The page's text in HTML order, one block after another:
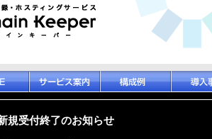
規受付終了のお知らせ